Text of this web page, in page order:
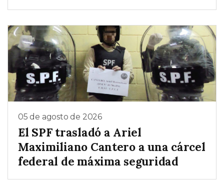
05 de agosto de 2026
El SPF trasladó a Ariel
Maximiliano Cantero a una cárcel
federal de máxima seguridad